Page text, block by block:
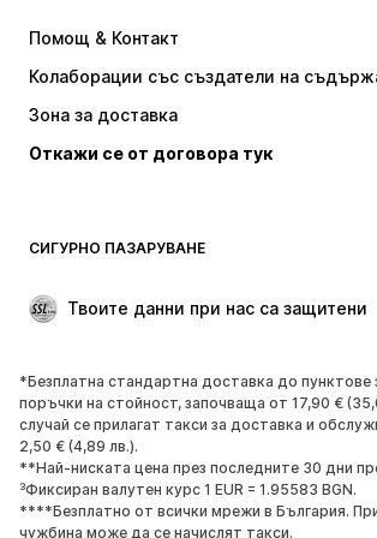
Пуловери и
Бельо
Палта
Поли
Специални Поводи
ОБУВКИ
НОВО
Популярно
Маратонки
Боти
Обувки с висок ток
Ботуши
Помощ & Контакт
Колаборации със създатели на
Зона за доставка
Откажи се от договора тук
СИГУРНО ПАЗАРУВАНЕ
Твоите данни при нас са защитени
*Безплатна стандартна доставка до пунктове
поръчки на стойност, започваща от 17,90 €
случай се прилагат такси за доставка и
2,50 € (4,89 лв.).
**Най-ниската цена през последните 30 дни
³Фиксиран валутен курс 1 EUR = 1.95583 BGN.
****Безплатно от всички мрежи в България.
чужбина може да се начислят такси.